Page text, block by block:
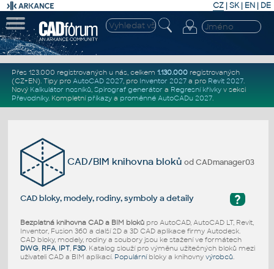
CZ | SK| EN | DE
Přes 123.000 registrovaných u nás, celkem 1.130.000registrovaných
(CZ+EN). Tipy pro AutoCAD 2027, pro Inventor 2027a pro Revit 2027.
Nový Kalkulátor nosníků, Spirograf generátor a Regresní křivkyv sekci
Převodníky. Kompletní příkazya proměnné AutoCADu 2027.
CAD/BIM knihovna blokůod CADmanager03
?
CAD bloky, modely, rodiny, symboly a detaily
Bezplatná knihovna CAD a BIM blokůpro AutoCAD, AutoCAD LT, Revit,
Inventor, Fusion 360 a další 2D a 3D CAD aplikace firmy Autodesk.
CAD bloky, modely, rodiny a soubory jsou ke stažení ve formátech
DWG, RFA, IPT, F3D. Katalog slouží pro výměnu užitečných bloků mezi
uživateli CAD a BIM aplikací. Populárníbloky a knihovny výrobců.